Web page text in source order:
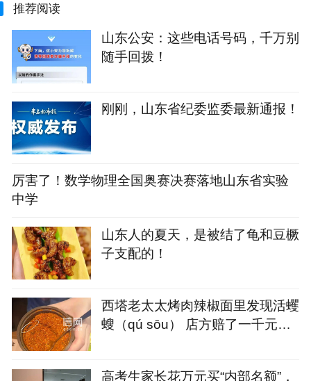
推荐阅读
山东公安：这些电话号码，千万别
随手回拨！
刚刚，山东省纪委监委最新通报！
厉害了！数学物理全国奥赛决赛落地山东省实验
中学
山东人的夏天，是被结了龟和豆橛
子支配的！
西塔老太太烤肉辣椒面里发现活蠼
螋（qú sōu） 店方赔了一千元又
高考生家长花万元买“内部名额”，